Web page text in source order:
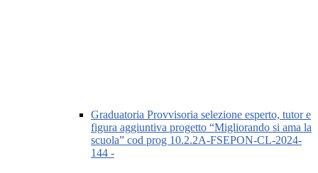
Graduatoria Provvisoria selezione esperto, tutor e
figura aggiuntiva progetto “Migliorando si ama la
scuola” cod prog 10.2.2A-FSEPON-CL-2024-
144 -